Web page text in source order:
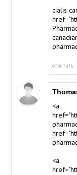
cialis
ответить
<a
<a